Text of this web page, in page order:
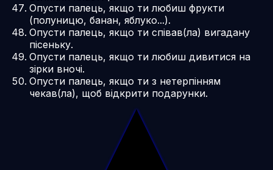
Опусти палець, якщо ти любиш фрукти
(полуницю, банан, яблуко...).
Опусти палець, якщо ти співав(ла) вигадану
пісеньку.
Опусти палець, якщо ти любиш дивитися на
зірки вночі.
Опусти палець, якщо ти з нетерпінням
чекав(ла), щоб відкрити подарунки.